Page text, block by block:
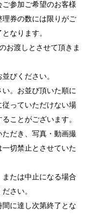
ご参加ご希望のお客様
券の数には限りがご
なります。
お渡しとさせて頂きま
びください。
い。お並び頂いた順に
っていただけない場
ことがございます。
ただき、写真・動画撮
切禁止とさせていた
または中止になる場合
さい。
間に達し次第終了とな